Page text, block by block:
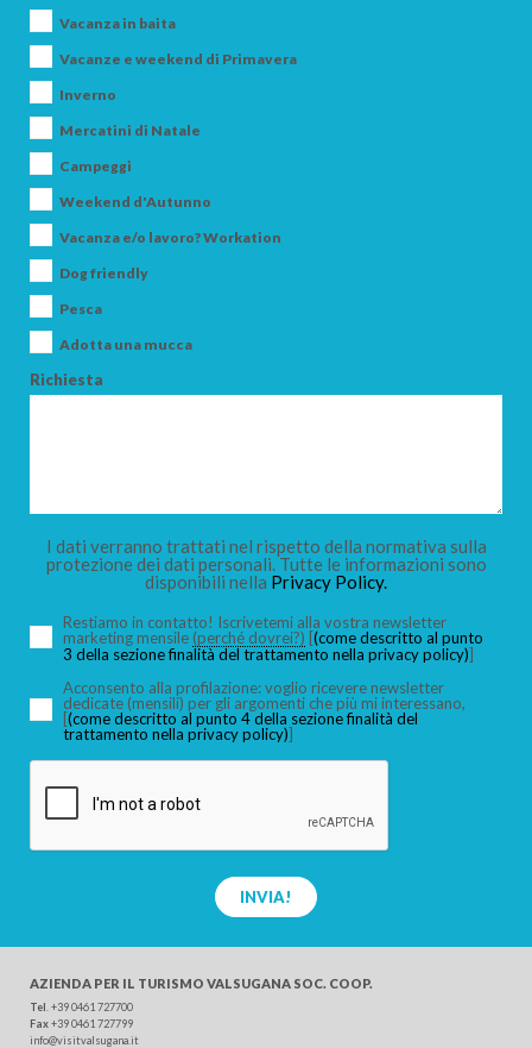
BAMBINI
CERCA
Vacanza in baita
Vacanze e weekend di Primavera
Inverno
Mercatini di Natale
Campeggi
Weekend d'Autunno
Vacanza e/o lavoro? Workation
Dog friendly
Pesca
Adotta una mucca
Richiesta
I dati verranno trattati nel rispetto della normativa sulla
protezione dei dati personali. Tutte le informazioni sono
disponibili nella Privacy Policy.
Restiamo in contatto! Iscrivetemi alla vostra newsletter
marketing mensile (perché dovrei?) [(come descritto al punto
3 della sezione finalità del trattamento nella privacy policy)]
Acconsento alla profilazione: voglio ricevere newsletter
dedicate (mensili) per gli argomenti che più mi interessano,
[(come descritto al punto 4 della sezione finalità del
trattamento nella privacy policy)]
INVIA!
AZIENDA PER IL TURISMO VALSUGANA SOC. COOP.
Tel +39 0461 727700
Fax+39 0461 727799
info@visitvalsugana.it